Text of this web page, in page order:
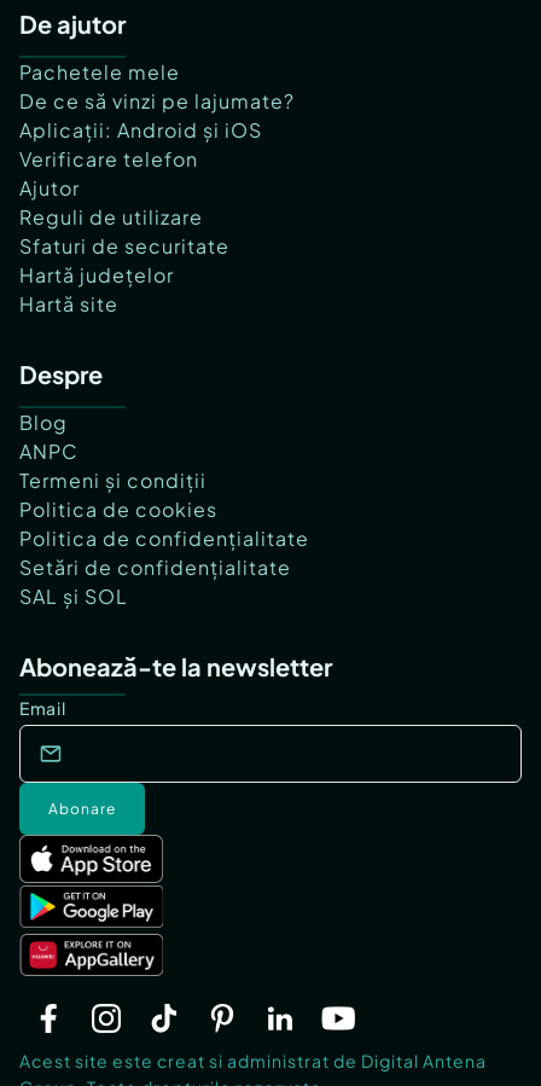
De ajutor
Pachetele mele
De ce să vinzi pe lajumate?
Aplicații: Android și iOS
Verificare telefon
Ajutor
Reguli de utilizare
Sfaturi de securitate
Hartă județelor
Hartă site
Despre
Blog
ANPC
Termeni și condiții
Politica de cookies
Politica de confidențialitate
Setări de confidențialitate
SAL și SOL
Abonează-te la newsletter
Email
Abonare
Acest site este creat si administrat de Digital Antena